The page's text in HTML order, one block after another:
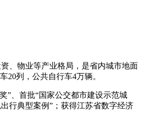
、物业等产业格局，是省内城市地面
20列，公共自行车4万辆。
”、首批“国家公交都市建设示范城
行典型案例”；获得江苏省数字经济